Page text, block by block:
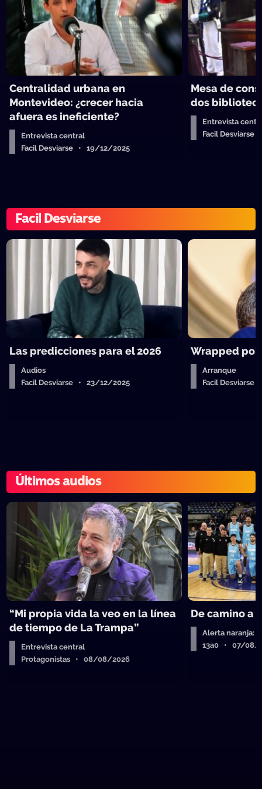
Centralidad urbana en
Montevideo: ¿crecer hacia
afuera es ineficiente?
Entrevista central
Facil Desviarse • 19/12/2025
Mesa de
dos
Entrevista
Facil Desviarse
Facil Desviarse
Las predicciones para el 2026
Audios
Facil Desviarse • 23/12/2025
Wrapped
Arranque
Facil
Últimos audios
“Mi propia vida la veo en la línea
de tiempo de La Trampa”
Entrevista central
Protagonistas • 08/08/2026
De camino a
Alerta naranja:
13a0 • 07/08/